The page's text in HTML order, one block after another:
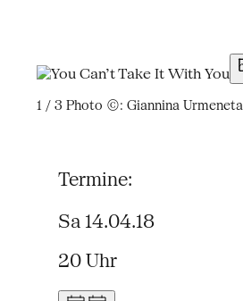
1 / 3 Photo ©: Giannina Urmeneta
Termine:
Sa 14.04.18
20 Uhr